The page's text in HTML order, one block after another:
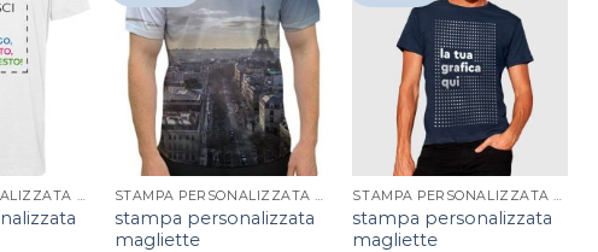
STAMPA PERSONALIZZATA MAGLIETTE STAMPA PERSONALIZZATA MAGLIETTE
stampa personalizzata
magliette
STAMPA PERSONALIZZATA MAGLIETTE
stampa personalizzata
magliette